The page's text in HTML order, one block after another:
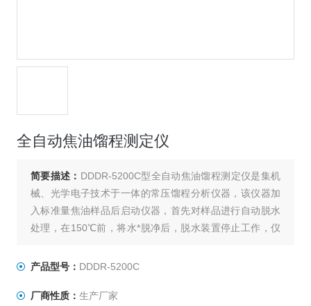
全自动焦油馏程测定仪
简要描述： DDDR-5200C型全自动焦油馏程测定仪是集机
械、光学电子技术于一体的常压馏程分析仪器，该仪器加
入标准量焦油样品后启动仪器，首先对样品进行自动脱水
处理，在150℃前，将水*脱净后，脱水装置停止工作，仪
操作的全过程，消除了爆沸现象发生，使操作过程简单方
器。
产品型号： DDDR-5200C
厂商性质： 生产厂家